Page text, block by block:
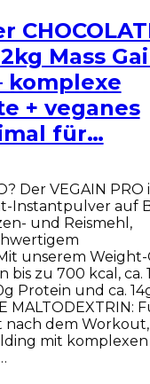
Mass
komplexe
+ veganes
für…
Der VEGAIN PRO
Instantpulver auf
und Reismehl,
unserem Weight-
zu 700 kcal, ca.
Protein und ca.
MALTODEXTRIN:
nach dem
mit komplexen